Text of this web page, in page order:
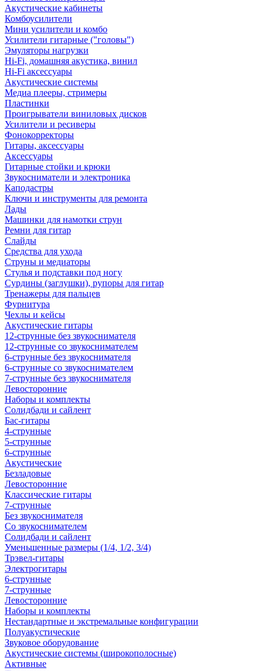
Акустические кабинеты
Комбоусилители
Мини усилители и комбо
Усилители гитарные ("головы")
Эмуляторы нагрузки
Hi-Fi, домашняя акустика, винил
Hi-Fi аксессуары
Акустические системы
Медиа плееры, стримеры
Пластинки
Проигрыватели виниловых дисков
Усилители и ресиверы
Фонокорректоры
Гитары, аксессуары
Аксессуары
Гитарные стойки и крюки
Звукосниматели и электроника
Каподастры
Ключи и инструменты для ремонта
Лады
Машинки для намотки струн
Ремни для гитар
Слайды
Средства для ухода
Струны и медиаторы
Стулья и подставки под ногу
Сурдины (заглушки), рупоры для гитар
Тренажеры для пальцев
Фурнитура
Чехлы и кейсы
Акустические гитары
12-струнные без звукоснимателя
12-струнные со звукоснимателем
6-струнные без звукоснимателя
6-струнные со звукоснимателем
7-струнные без звукоснимателя
Левосторонние
Наборы и комплекты
Солидбади и сайлент
Бас-гитары
4-струнные
5-струнные
6-струнные
Акустические
Безладовые
Левосторонние
Классические гитары
7-струнные
Без звукоснимателя
Со звукоснимателем
Солидбади и сайлент
Уменьшенные размеры (1/4, 1/2, 3/4)
Трэвел-гитары
Электрогитары
6-струнные
7-струнные
Левосторонние
Наборы и комплекты
Нестандартные и экстремальные конфигурации
Полуакустические
Звуковое оборудование
Акустические системы (широкополосные)
Активные